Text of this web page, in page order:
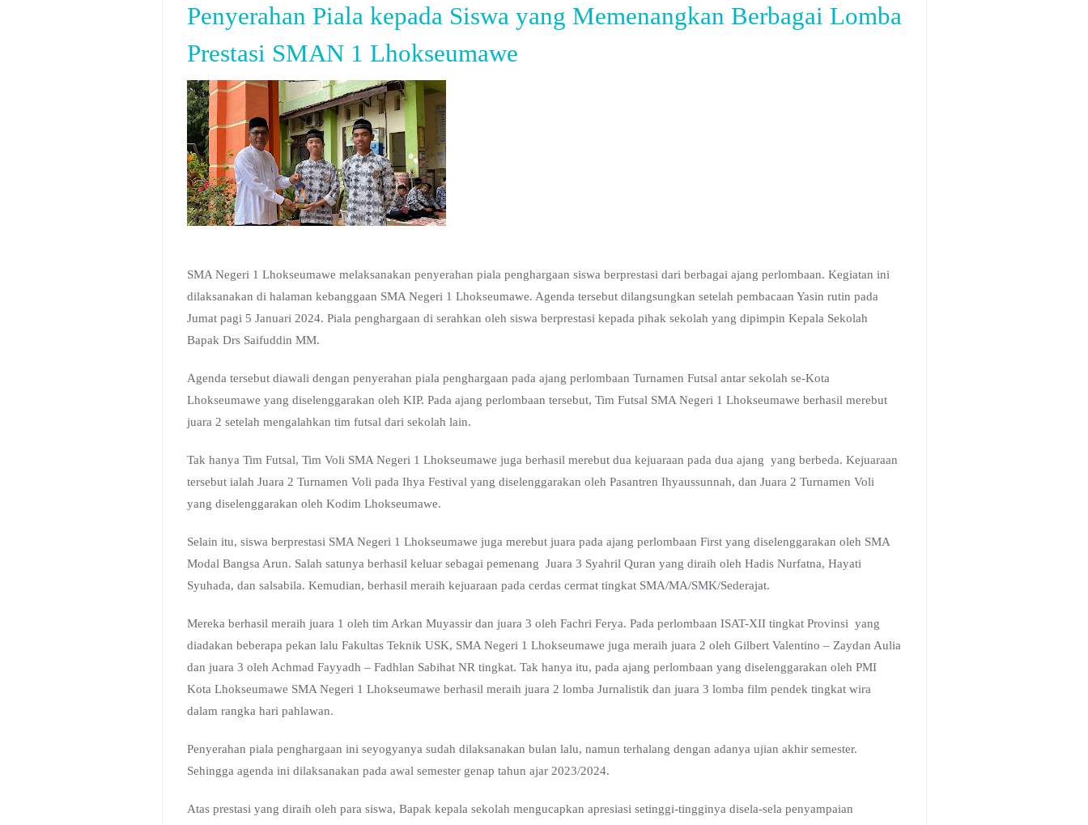
Penyerahan Piala kepada Siswa yang Memenangkan Berbagai Lomba
Prestasi SMAN 1 Lhokseumawe
SMA Negeri 1 Lhokseumawe melaksanakan penyerahan piala penghargaan siswa berprestasi dari berbagai ajang perlombaan. Kegiatan ini
dilaksanakan di halaman kebanggaan SMA Negeri 1 Lhokseumawe. Agenda tersebut dilangsungkan setelah pembacaan Yasin rutin pada
Jumat pagi 5 Januari 2024. Piala penghargaan di serahkan oleh siswa berprestasi kepada pihak sekolah yang dipimpin Kepala Sekolah
Bapak Drs Saifuddin MM.
Agenda tersebut diawali dengan penyerahan piala penghargaan pada ajang perlombaan Turnamen Futsal antar sekolah se-Kota
Lhokseumawe yang diselenggarakan oleh KIP. Pada ajang perlombaan tersebut, Tim Futsal SMA Negeri 1 Lhokseumawe berhasil merebut
juara 2 setelah mengalahkan tim futsal dari sekolah lain.
Tak hanya Tim Futsal, Tim Voli SMA Negeri 1 Lhokseumawe juga berhasil merebut dua kejuaraan pada dua ajang yang berbeda. Kejuaraan
tersebut ialah Juara 2 Turnamen Voli pada Ihya Festival yang diselenggarakan oleh Pasantren Ihyaussunnah, dan Juara 2 Turnamen Voli
yang diselenggarakan oleh Kodim Lhokseumawe.
Selain itu, siswa berprestasi SMA Negeri 1 Lhokseumawe juga merebut juara pada ajang perlombaan First yang diselenggarakan oleh SMA
Modal Bangsa Arun. Salah satunya berhasil keluar sebagai pemenang Juara 3 Syahril Quran yang diraih oleh Hadis Nurfatna, Hayati
Syuhada, dan salsabila. Kemudian, berhasil meraih kejuaraan pada cerdas cermat tingkat SMA/MA/SMK/Sederajat.
Mereka berhasil meraih juara 1 oleh tim Arkan Muyassir dan juara 3 oleh Fachri Ferya. Pada perlombaan ISAT-XII tingkat Provinsi yang
diadakan beberapa pekan lalu Fakultas Teknik USK, SMA Negeri 1 Lhokseumawe juga meraih juara 2 oleh Gilbert Valentino – Zaydan Aulia
dan juara 3 oleh Achmad Fayyadh – Fadhlan Sabihat NR tingkat. Tak hanya itu, pada ajang perlombaan yang diselenggarakan oleh PMI
Kota Lhokseumawe SMA Negeri 1 Lhokseumawe berhasil meraih juara 2 lomba Jurnalistik dan juara 3 lomba film pendek tingkat wira
dalam rangka hari pahlawan.
Penyerahan piala penghargaan ini seyogyanya sudah dilaksanakan bulan lalu, namun terhalang dengan adanya ujian akhir semester.
Sehingga agenda ini dilaksanakan pada awal semester genap tahun ajar 2023/2024.
Atas prestasi yang diraih oleh para siswa, Bapak kepala sekolah mengucapkan apresiasi setinggi-tingginya disela-sela penyampaian